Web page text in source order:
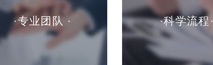
·专业团队 · ·科学流程·